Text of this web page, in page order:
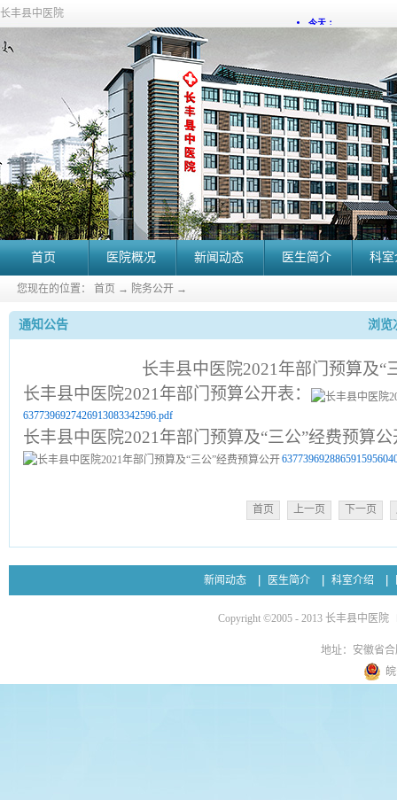
长丰县中医院
首页 医院概况 新闻动态 医生简介 科
您现在的位置： 首页 → 院务公开 →
通知公告 浏览
长丰县中医院2021年部门预算及“
长丰县中医院2021年部门预算公开表：
6377396927426913083342596.pdf
长丰县中医院2021年部门预算及“三公”经费预算公
首页 上一页 下一页
新闻动态 医生简介 科室介绍
Copyright ©2005 - 2013 长丰县中医院
地址：安徽省